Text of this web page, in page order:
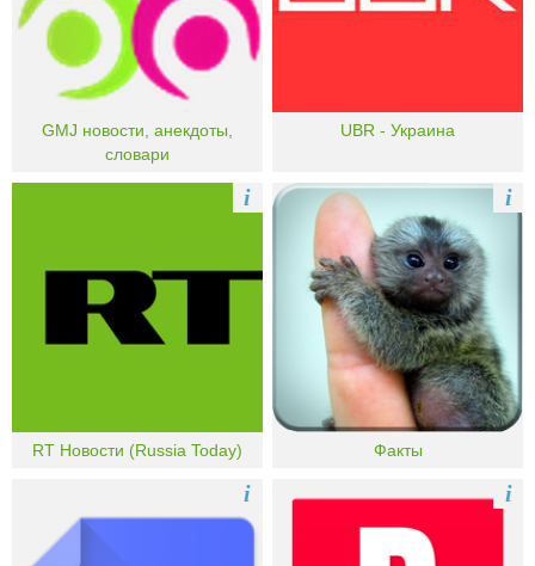
GMJ новости, анекдоты,
словари
UBR - Украина
RT Новости (Russia Today)
i
Факты
i
i i